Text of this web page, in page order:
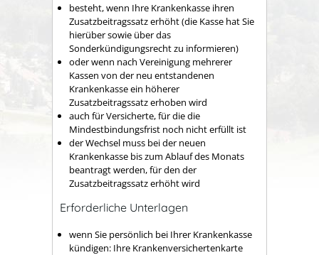
besteht, wenn Ihre Krankenkasse ihren
Zusatzbeitragssatz erhöht (die Kasse hat Sie
hierüber sowie über das
Sonderkündigungsrecht zu informieren)
oder wenn nach Vereinigung mehrerer
Kassen von der neu entstandenen
Krankenkasse ein höherer
Zusatzbeitragssatz erhoben wird
auch für Versicherte, für die die
Mindestbindungsfrist noch nicht erfüllt ist
der Wechsel muss bei der neuen
Krankenkasse bis zum Ablauf des Monats
beantragt werden, für den der
Zusatzbeitragssatz erhöht wird
Erforderliche Unterlagen
wenn Sie persönlich bei Ihrer Krankenkasse
kündigen: Ihre Krankenversichertenkarte